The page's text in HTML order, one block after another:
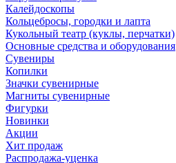
Калейдоскопы
Кольцебросы, городки и лапта
Кукольный театр (куклы, перчатки)
Основные средства и оборудования
Сувениры
Копилки
Значки сувенирные
Магниты сувенирные
Фигурки
Новинки
Акции
Хит продаж
Распродажа-уценка